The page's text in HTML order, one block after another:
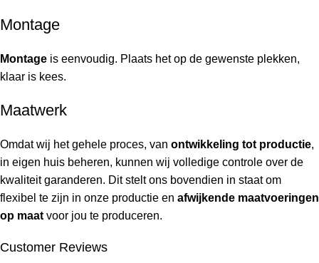
Montage
Montage is eenvoudig. Plaats het op de gewenste plekken,
klaar is kees.
Maatwerk
Omdat wij het gehele proces, van ontwikkeling tot productie,
in eigen huis beheren, kunnen wij volledige controle over de
kwaliteit garanderen. Dit stelt ons bovendien in staat om
flexibel te zijn in onze productie en afwijkende maatvoeringen
op maat voor jou te produceren.
Customer Reviews